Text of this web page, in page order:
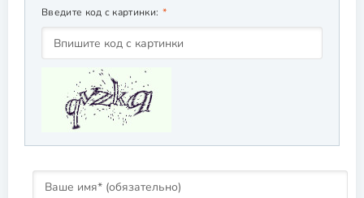
Введите код с картинки: